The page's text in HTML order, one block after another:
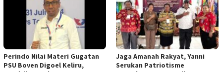
Perindo Nilai Materi Gugatan
PSU Boven Digoel Keliru,
Jaga Amanah Rakyat, Yanni
Serukan Patriotisme